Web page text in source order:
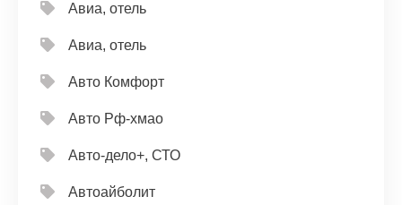
Авиа, отель
Авиа, отель
Авто Комфорт
Авто Рф-хмао
Авто-дело+, СТО
Автоайболит